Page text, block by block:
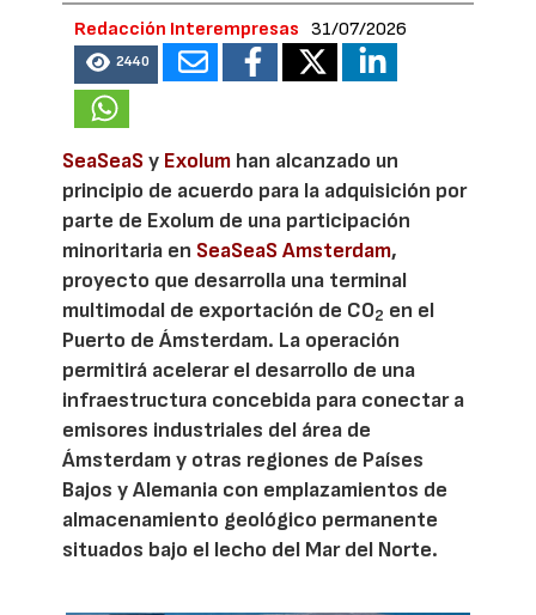
Redacción Interempresas 31/07/2026
2440
SeaSeaSy Exolum han alcanzado un
principio de acuerdo para la adquisición por
parte de Exolum de una participación
minoritaria en SeaSeaS Amsterdam,
proyecto que desarrolla una terminal
multimodal de exportación de CO2 en el
Puerto de Ámsterdam. La operación
permitirá acelerar el desarrollo de una
infraestructura concebida para conectar a
emisores industriales del área de
Ámsterdam y otras regiones de Países
Bajos y Alemania con emplazamientos de
almacenamiento geológico permanente
situados bajo el lecho del Mar del Norte.